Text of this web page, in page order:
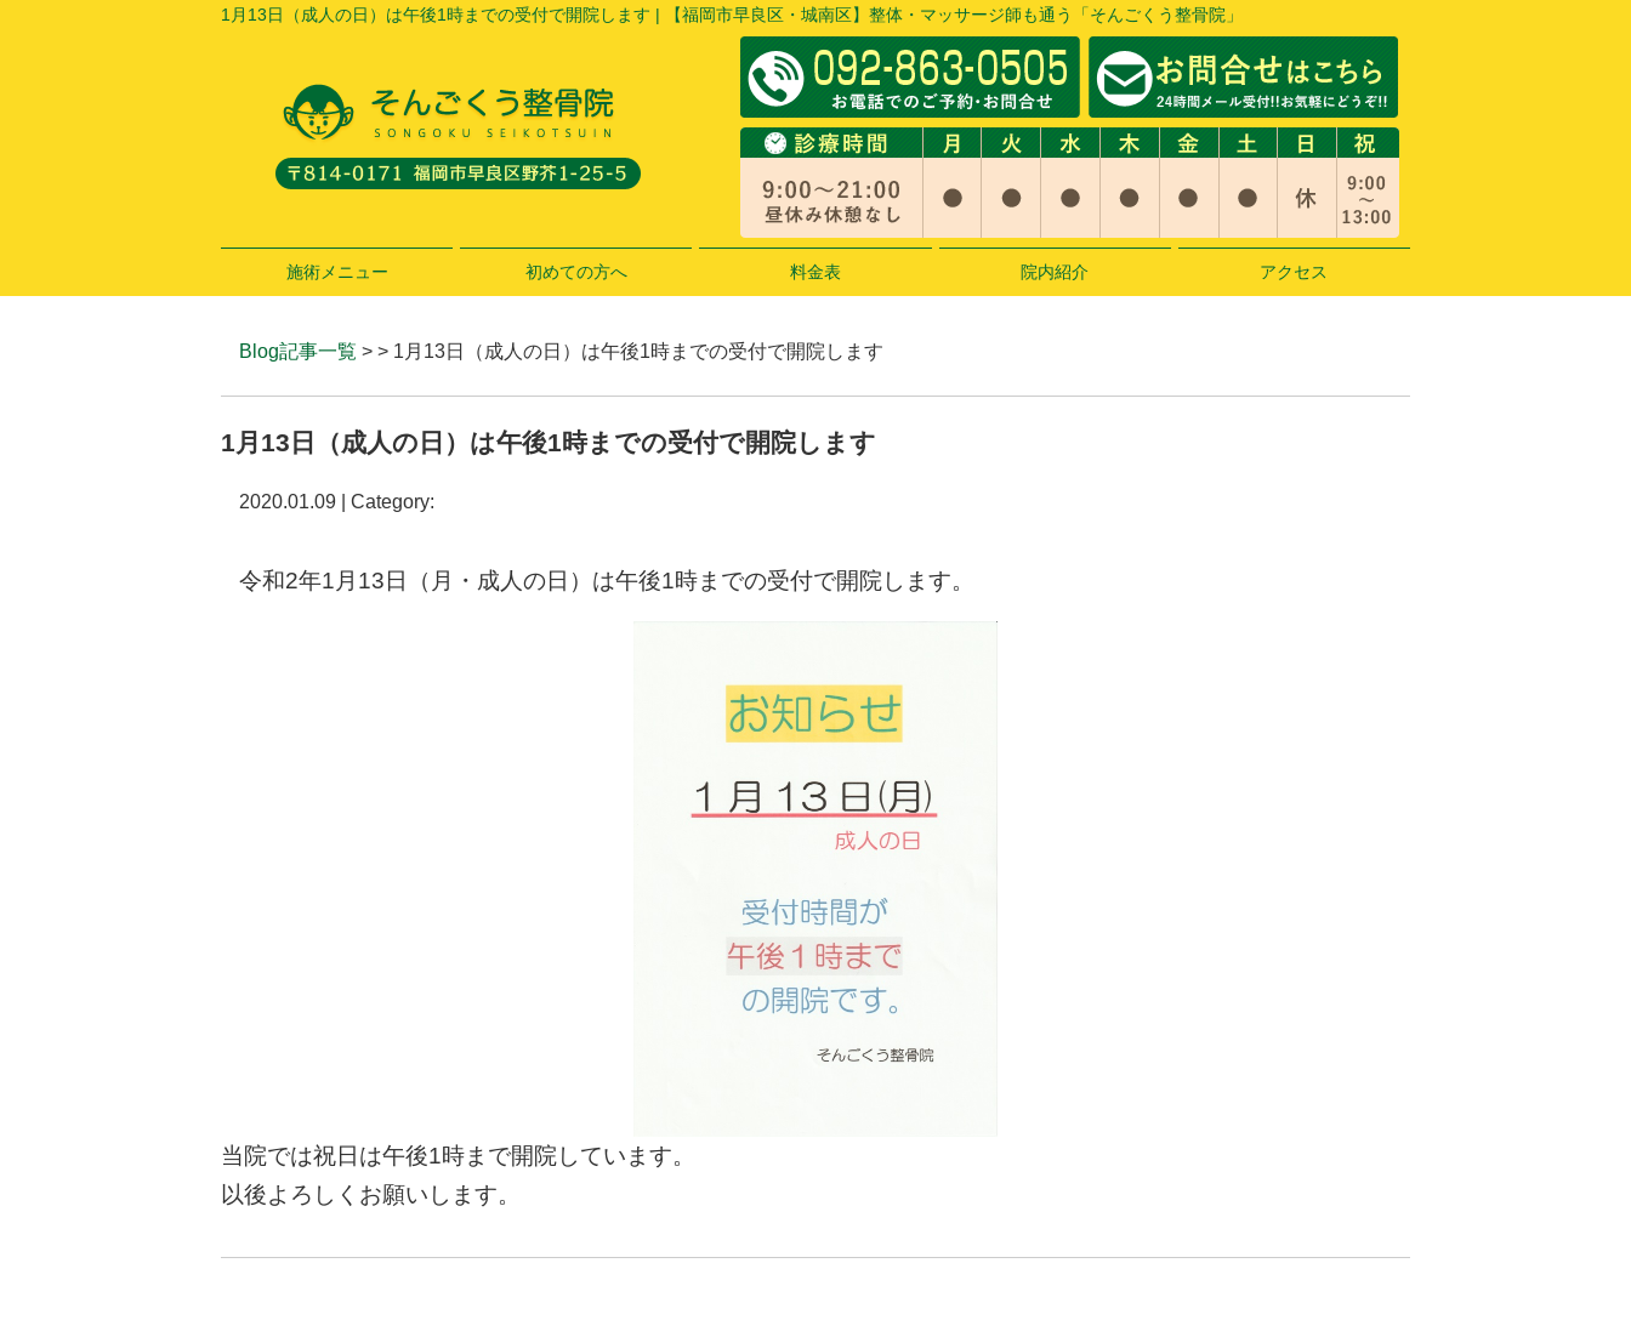
1月13日（成人の日）は午後1時までの受付で開院します | 【福岡市早良区・城南区】整体・マッサージ師も通う「そんごくう整骨院」
施術メニュー 初めての方へ 料金表 院内紹介 アクセス
Blog記事一覧 > > 1月13日（成人の日）は午後1時までの受付で開院します
1月13日（成人の日）は午後1時までの受付で開院します
2020.01.09 | Category:
令和2年1月13日（月・成人の日）は午後1時までの受付で開院します。
当院では祝日は午後1時まで開院しています。
以後よろしくお願いします。